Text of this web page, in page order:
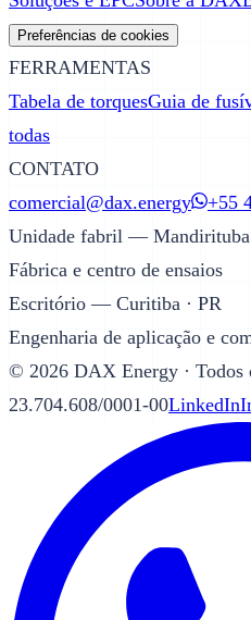
Preferências de cookies
FERRAMENTAS
Tabela de torquesGuia de
todas
CONTATO
comercial@dax.energy
+55
Unidade fabril — Mandirituba
Fábrica e centro de ensaios
Escritório — Curitiba · PR
Engenharia de aplicação e
© 2026 DAX Energy · Todos
23.704.608/0001-00LinkedIn